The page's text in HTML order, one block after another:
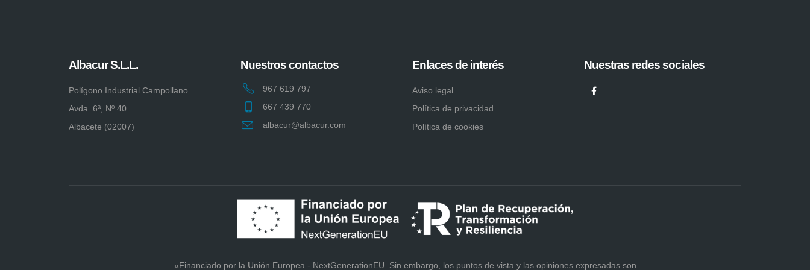
Albacur S.L.L.
Polígono Industrial Campollano
Avda. 6ª, Nº 40
Albacete (02007)
Nuestros contactos
967 619 797
667 439 770
albacur@albacur.com
Enlaces de interés
Aviso legal
Política de privacidad
Política de cookies
Nuestras redes sociales
«Financiado por la Unión Europea - NextGenerationEU. Sin embargo, los puntos de vista y las opiniones expresadas son